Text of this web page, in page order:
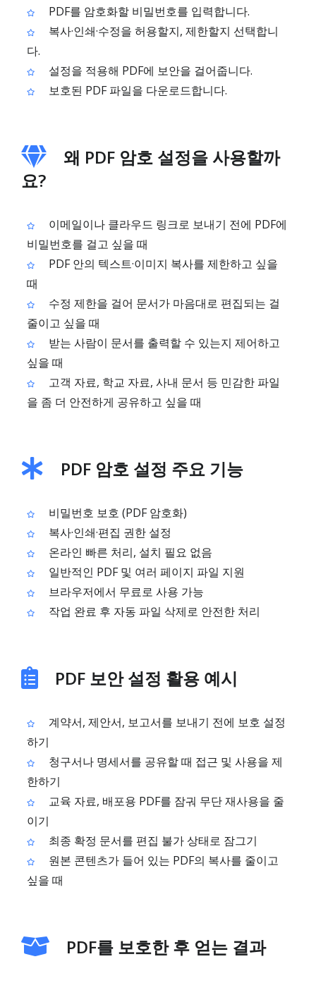
PDF를 암호화할 비밀번호를 입력합니다.
복사·인쇄·수정을 허용할지, 제한할지 선택합니
다.
설정을 적용해 PDF에 보안을 걸어줍니다.
보호된 PDF 파일을 다운로드합니다.
왜 PDF 암호 설정을 사용할까
요?
이메일이나 클라우드 링크로 보내기 전에 PDF에
비밀번호를 걸고 싶을 때
PDF 안의 텍스트·이미지 복사를 제한하고 싶을
때
수정 제한을 걸어 문서가 마음대로 편집되는 걸
줄이고 싶을 때
받는 사람이 문서를 출력할 수 있는지 제어하고
싶을 때
고객 자료, 학교 자료, 사내 문서 등 민감한 파일
을 좀 더 안전하게 공유하고 싶을 때
PDF 암호 설정 주요 기능
비밀번호 보호 (PDF 암호화)
복사·인쇄·편집 권한 설정
온라인 빠른 처리, 설치 필요 없음
일반적인 PDF 및 여러 페이지 파일 지원
브라우저에서 무료로 사용 가능
작업 완료 후 자동 파일 삭제로 안전한 처리
PDF 보안 설정 활용 예시
계약서, 제안서, 보고서를 보내기 전에 보호 설정
하기
청구서나 명세서를 공유할 때 접근 및 사용을 제
한하기
교육 자료, 배포용 PDF를 잠궈 무단 재사용을 줄
이기
최종 확정 문서를 편집 불가 상태로 잠그기
원본 콘텐츠가 들어 있는 PDF의 복사를 줄이고
싶을 때
PDF를 보호한 후 얻는 결과